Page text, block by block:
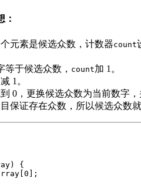
：
元素是候选众数，计数器count
等于候选众数， count加 1。
减 1。
0，更换候选众数为当前数字，
目保证存在众数，所以候选众数就
{